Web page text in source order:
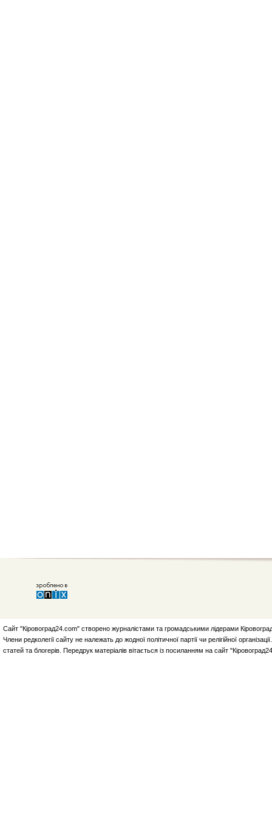
Сайт "Кіровоград24.com" створено журналістами та громадськими лідерами
Члени редколегії сайту не належать до жодної політичної партії чи релігійної
статей та блогерів. Передрук матеріалів вітається із посиланням на сайт